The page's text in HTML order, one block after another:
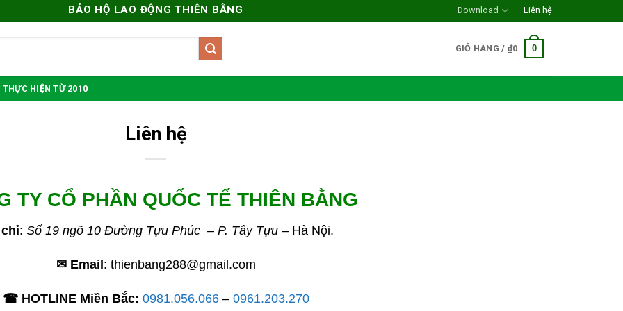
BẢO HỘ LAO ĐỘNG THIÊN BẰNG Download Liên hệ
GIỎ HÀNG / ₫0 0
THỰC HIỆN TỪ 2010
Liên hệ
TY CỔ PHẦN QUỐC TẾ THIÊN BẰNG
: Số 19 ngõ 10 Đường Tựu Phúc – P. Tây Tựu– Hà Nội.
✉ Email : thienbang288@gmail.com
☎ HOTLINE Miền Bắc: 0981.056.066– 0961.203.270